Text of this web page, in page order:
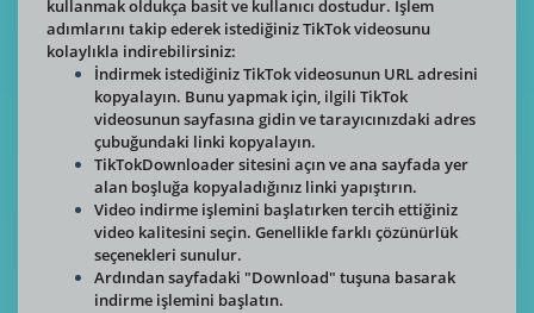
kullanmak oldukça basit ve kullanıcı dostudur. İşlem
adımlarını takip ederek istediğiniz TikTok videosunu
kolaylıkla indirebilirsiniz:
İndirmek istediğiniz TikTok videosunun URL adresini
kopyalayın. Bunu yapmak için, ilgili TikTok
videosunun sayfasına gidin ve tarayıcınızdaki adres
çubuğundaki linki kopyalayın.
TikTokDownloader sitesini açın ve ana sayfada yer
alan boşluğa kopyaladığınız linki yapıştırın.
Video indirme işlemini başlatırken tercih ettiğiniz
video kalitesini seçin. Genellikle farklı çözünürlük
seçenekleri sunulur.
Ardından sayfadaki "Download" tuşuna basarak
indirme işlemini başlatın.